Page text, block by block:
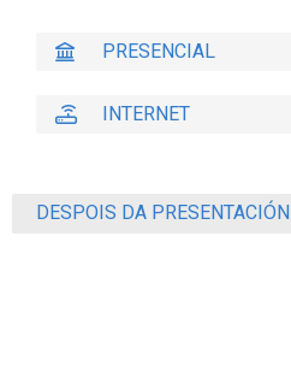
PRESENCIAL
INTERNET
DESPOIS DA PRESENTACIÓN